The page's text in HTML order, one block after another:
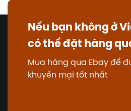
Nếu bạn không ở
có thể đặt hàng
Mua hàng qua Ebay để
khuyến mại tốt nhất